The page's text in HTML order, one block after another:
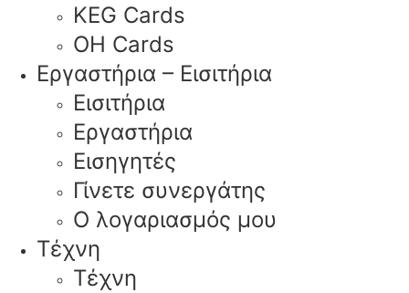
KEG Cards
OH Cards
Εργαστήρια – Εισιτήρια
Εισιτήρια
Εργαστήρια
Εισηγητές
Γίνετε συνεργάτης
Ο λογαριασμός μου
Τέχνη
Τέχνη